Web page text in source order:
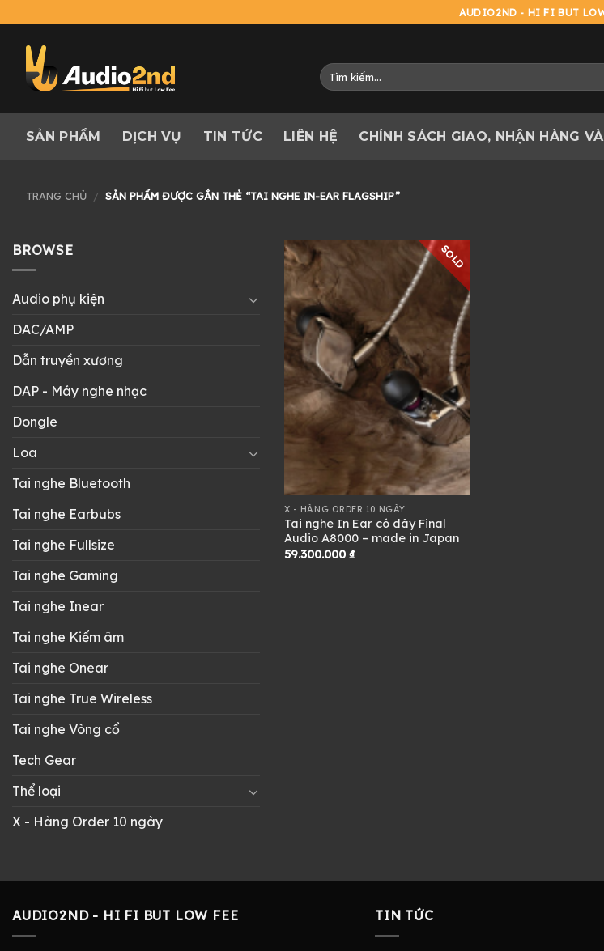
to
content
AUDIO2ND - HI FI BUT
Tìm
kiếm:
SẢN PHẨM DỊCH VỤ TIN TỨC LIÊN HỆ CHÍNH SÁCH GIAO, NHẬN HÀNG
TRANG CHỦ / SẢN PHẨM ĐƯỢC GẮN THẺ “TAI NGHE IN-EAR FLAGSHIP”
BROWSE
Audio phụ kiện
DAC/AMP
Dẫn truyền xương
DAP - Máy nghe nhạc
Dongle
Loa
Tai nghe Bluetooth
Tai nghe Earbubs
Tai nghe Fullsize
Tai nghe Gaming
Tai nghe Inear
Tai nghe Kiểm âm
Tai nghe Onear
Tai nghe True Wireless
Tai nghe Vòng cổ
Tech Gear
Thể loại
X - Hàng Order 10 ngày
SOLD
X - HÀNG ORDER 10 NGÀY
Tai nghe In Ear có dây Final
Audio A8000 – made in Japan
59.300.000 ₫
AUDIO2ND - HI FI BUT LOW FEE TIN TỨC